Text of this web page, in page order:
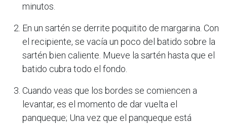
minutos.
En un sartén se derrite poquitito de margarina. Con
el recipiente, se vacía un poco del batido sobre la
sartén bien caliente. Mueve la sartén hasta que el
batido cubra todo el fondo.
Cuando veas que los bordes se comiencen a
levantar, es el momento de dar vuelta el
panqueque; Una vez que el panqueque está